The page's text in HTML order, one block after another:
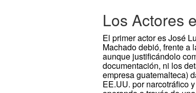
Los Actores
El primer actor es José
Machado debió, frente a
aunque justificándolo
documentación, ni los
empresa guatemalteca)
EE.UU. por narcotráfico